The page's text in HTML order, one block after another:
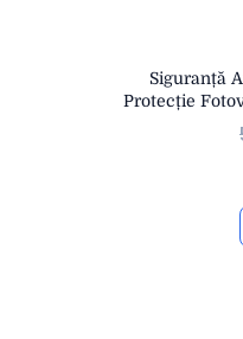
Siguranță
Protecție